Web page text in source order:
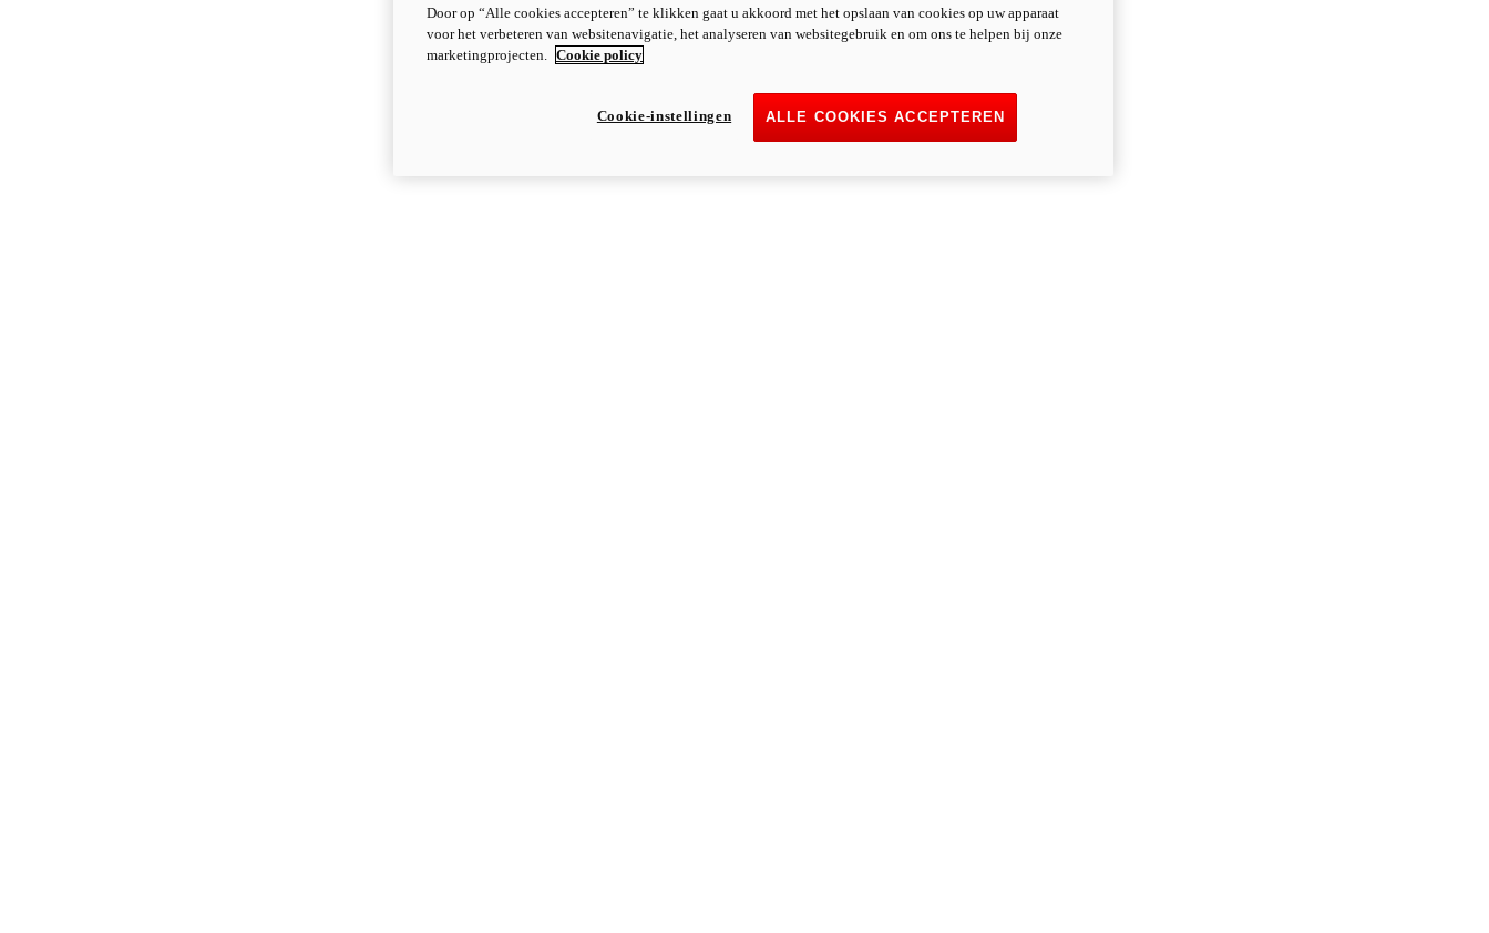
Door op “Alle cookies accepteren” te klikken gaat u akkoord met het opslaan van cookies op uw apparaat
voor het verbeteren van websitenavigatie, het analyseren van websitegebruik en om ons te helpen bij onze
marketingprojecten. Cookie policy
ALLE COOKIES ACCEPTEREN
Cookie-instellingen